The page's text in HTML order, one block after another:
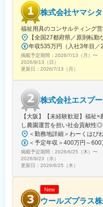
／佐賀／大分／熊本／鹿
首都圏（東京）・関西圏
（滋賀）にも拠点を有し
韓国）、24都市、計37カ
す。
IT事業では、インターネ
ム）の企画や運営、PC・
各種アウトソーシングの
ます。
創業9年目のスタートアッ
らもより多くの方々や地
わっていただけるよう、ゼ
ロからイチの「起業」を
業」へと進化していきま
変更の範囲：会社の定める
株式会社ヤマシタ
福祉用具のコンサルティング
掲載予定期間： 2026/7/13（月） 〜
2026/9/13（日）
更新日： 2026/7/13（月）
株式会社エスプ
【大阪】【未経験歓迎】福祉
し農園運営を担い社会貢献性◎
掲載予定期間： 2026/6/25（木） 〜
2026/9/23（水）
更新日： 2026/6/25（木）
New
ウールズプラス